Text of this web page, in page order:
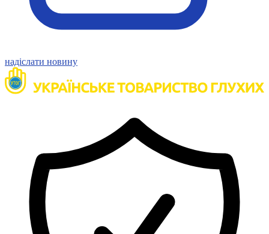
надіслати новину